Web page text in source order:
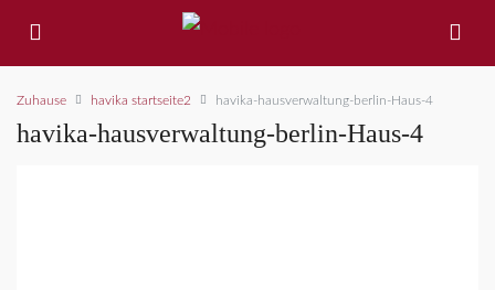
Zuhause havika startseite2 havika-hausverwaltung-berlin-Haus-4
havika-hausverwaltung-berlin-Haus-4